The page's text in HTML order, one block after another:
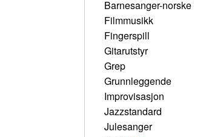
Barnesanger-norske
Filmmusikk
Fingerspill
Gitarutstyr
Grep
Grunnleggende
Improvisasjon
Jazzstandard
Julesanger